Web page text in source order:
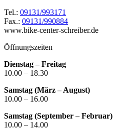
Tel.: 09131/993171
Fax.: 09131/990884
www.bike-center-schreiber.de
Öffnungszeiten
Dienstag – Freitag
10.00 – 18.30
Samstag (März – August)
10.00 – 16.00
Samstag (September – Februar)
10.00 – 14.00